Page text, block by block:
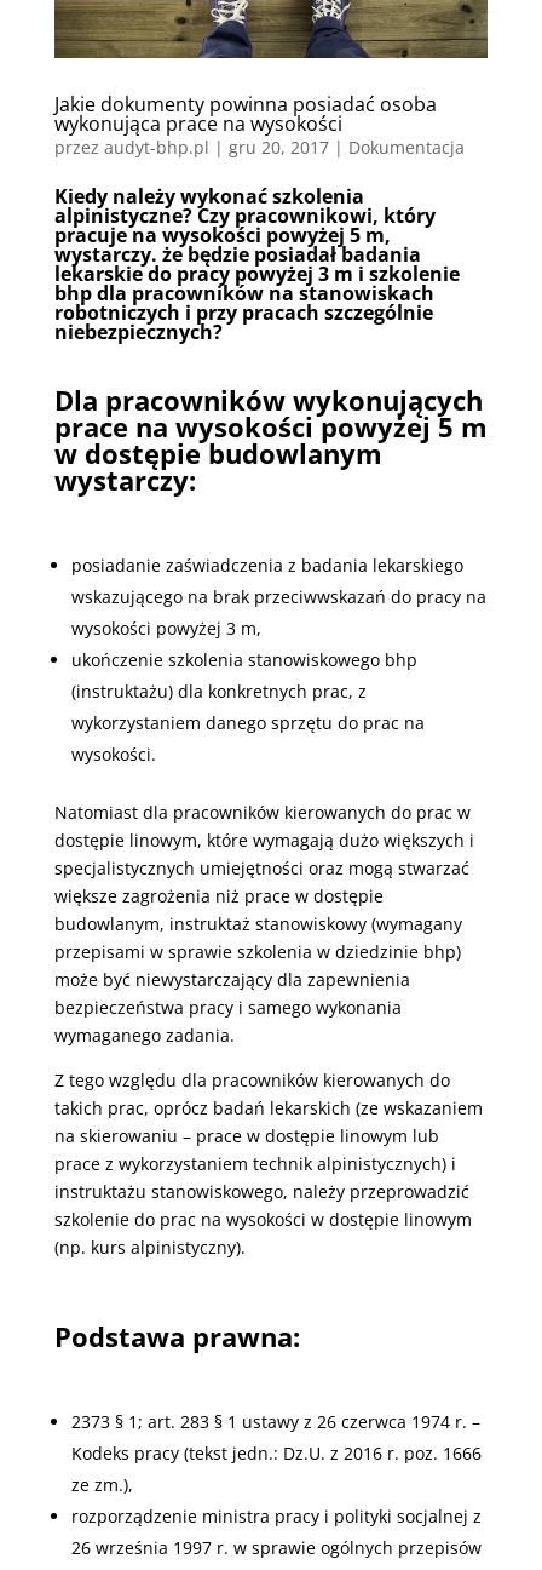
Jakie dokumenty powinna posiadać osoba
wykonująca prace na wysokości
przez audyt-bhp.pl | gru 20, 2017| Dokumentacja
Kiedy należy wykonać szkolenia
alpinistyczne? Czy pracownikowi, który
pracuje na wysokości powyżej 5 m,
wystarczy. że będzie posiadał badania
lekarskie do pracy powyżej 3 m i szkolenie
bhp dla pracowników na stanowiskach
robotniczych i przy pracach szczególnie
niebezpiecznych?
Dla pracowników wykonujących
prace na wysokości powyżej 5 m
w dostępie budowlanym
wystarczy:
posiadanie zaświadczenia z badania lekarskiego
wskazującego na brak przeciwwskazań do pracy na
wysokości powyżej 3 m,
ukończenie szkolenia stanowiskowego bhp
(instruktażu) dla konkretnych prac, z
wykorzystaniem danego sprzętu do prac na
wysokości.
Natomiast dla pracowników kierowanych do prac w
dostępie linowym, które wymagają dużo większych i
specjalistycznych umiejętności oraz mogą stwarzać
większe zagrożenia niż prace w dostępie
budowlanym, instruktaż stanowiskowy (wymagany
przepisami w sprawie szkolenia w dziedzinie bhp)
może być niewystarczający dla zapewnienia
bezpieczeństwa pracy i samego wykonania
wymaganego zadania.
Z tego względu dla pracowników kierowanych do
takich prac, oprócz badań lekarskich (ze wskazaniem
na skierowaniu – prace w dostępie linowym lub
prace z wykorzystaniem technik alpinistycznych) i
instruktażu stanowiskowego, należy przeprowadzić
szkolenie do prac na wysokości w dostępie linowym
(np. kurs alpinistyczny).
Podstawa prawna:
2373 § 1; art. 283 § 1 ustawy z 26 czerwca 1974 r. –
Kodeks pracy (tekst jedn.: Dz.U. z 2016 r. poz. 1666
ze zm.),
rozporządzenie ministra pracy i polityki socjalnej z
26 września 1997 r. w sprawie ogólnych przepisów